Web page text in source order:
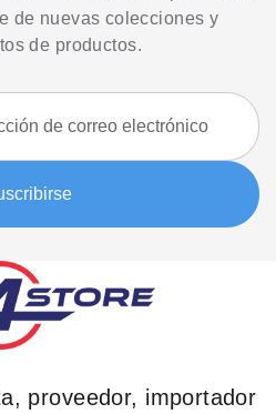
de nuevas colecciones y
de productos.
proveedor, importador